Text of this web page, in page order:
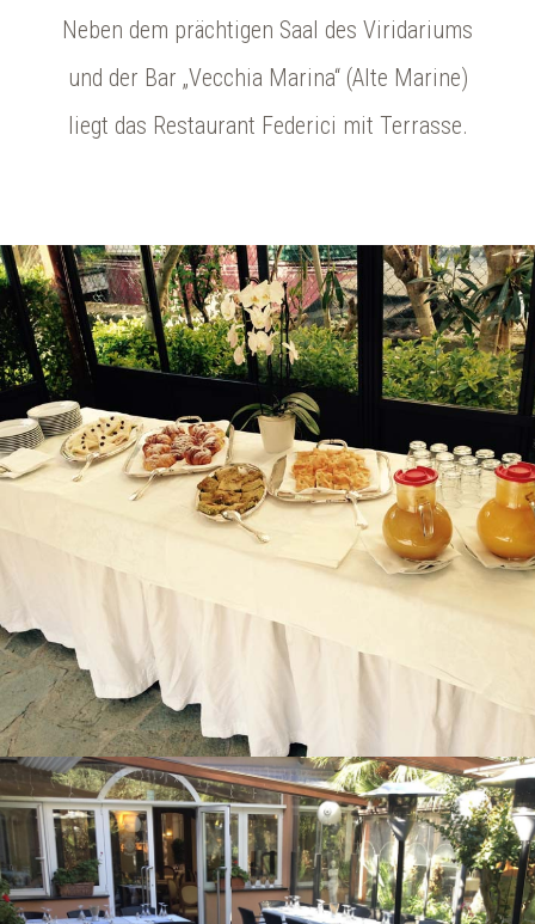
Neben dem prächtigen Saal des Viridariums
und der Bar „Vecchia Marina“ (Alte Marine)
liegt das Restaurant Federici mit Terrasse.